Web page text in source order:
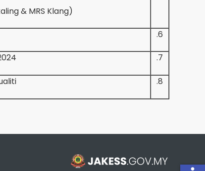
(MTS, MRS Gombak Barat, MRS Petaling & MRS Klang)
6.
7.
8.